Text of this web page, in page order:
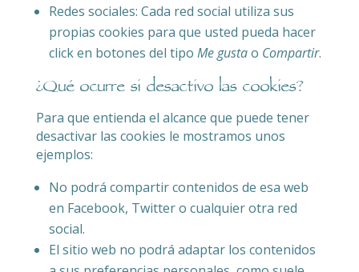
Redes sociales: Cada red social utiliza sus
propias cookies para que usted pueda hacer
click en botones del tipo Me gustao Compartir.
¿Qué ocurre si desactivo las cookies?
Para que entienda el alcance que puede tener
desactivar las cookies le mostramos unos
ejemplos:
No podrá compartir contenidos de esa web
en Facebook, Twitter o cualquier otra red
social.
El sitio web no podrá adaptar los contenidos